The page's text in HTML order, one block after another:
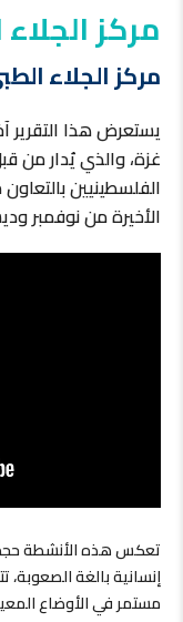
مركز
مركز الجلاء
يستعرض هذا التقرير
غزة، والذي يُدار من
الفلسطينيين
الأخيرة من نوفمبر
تعكس هذه الأنشطة
إنسانية بالغة
مستمر في الأوضاع